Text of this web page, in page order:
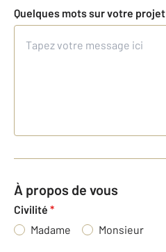
Quelques mots sur votre projet
À propos de vous
Civilité *
Madame
Monsieur